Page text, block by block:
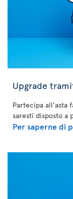
Upgrade
Partecipa all'asta
saresti disposto a
Per saperne di